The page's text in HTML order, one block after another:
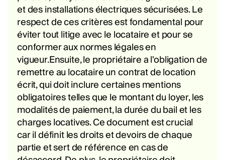
et des installations électriques sécurisées. Le
respect de ces critères est fondamental pour
éviter tout litige avec le locataire et pour se
conformer aux normes légales en
vigueur.Ensuite, le propriétaire a l'obligation de
remettre au locataire un contrat de location
écrit, qui doit inclure certaines mentions
obligatoires telles que le montant du loyer, les
modalités de paiement, la durée du bail et les
charges locatives. Ce document est crucial
car il définit les droits et devoirs de chaque
partie et sert de référence en cas de